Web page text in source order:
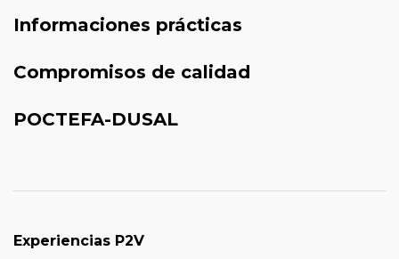
Informaciones prácticas
Compromisos de calidad
POCTEFA-DUSAL
Experiencias P2V